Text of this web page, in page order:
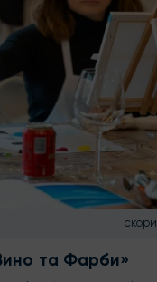
та Фарби»